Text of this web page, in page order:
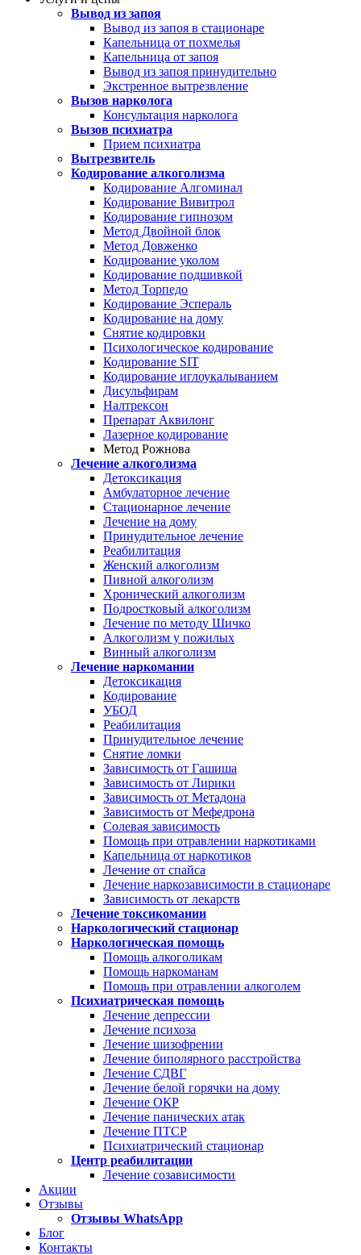
Вывод из запоя
Вывод из запоя в стационаре
Капельница от похмелья
Капельница от запоя
Вывод из запоя принудительно
Экстренное вытрезвление
Вызов нарколога
Консультация нарколога
Вызов психиатра
Прием психиатра
Вытрезвитель
Кодирование алкоголизма
Кодирование Алгоминал
Кодирование Вивитрол
Кодирование гипнозом
Метод Двойной блок
Метод Довженко
Кодирование уколом
Кодирование подшивкой
Метод Торпедо
Кодирование Эспераль
Кодирование на дому
Снятие кодировки
Психологическое кодирование
Кодирование SIT
Кодирование иглоукалыванием
Дисульфирам
Налтрексон
Препарат Аквилонг
Лазерное кодирование
Метод Рожнова
Лечение алкоголизма
Детоксикация
Амбулаторное лечение
Стационарное лечение
Лечение на дому
Принудительное лечение
Реабилитация
Женский алкоголизм
Пивной алкоголизм
Хронический алкоголизм
Подростковый алкоголизм
Лечение по методу Шичко
Алкоголизм у пожилых
Винный алкоголизм
Лечение наркомании
Детоксикация
Кодирование
УБОД
Реабилитация
Принудительное лечение
Снятие ломки
Зависимость от Гашиша
Зависимость от Лирики
Зависимость от Метадона
Зависимость от Мефедрона
Солевая зависимость
Помощь при отравлении наркотиками
Капельница от наркотиков
Лечение от спайса
Лечение наркозависимости в стационаре
Зависимость от лекарств
Лечение токсикомании
Наркологический стационар
Наркологическая помощь
Помощь алкоголикам
Помощь наркоманам
Помощь при отравлении алкоголем
Психиатрическая помощь
Лечение депрессии
Лечение психоза
Лечение шизофрении
Лечение биполярного расстройства
Лечение СДВГ
Лечение белой горячки на дому
Лечение ОКР
Лечение панических атак
Лечение ПТСР
Психиатрический стационар
Центр реабилитации
Лечение созависимости
Акции
Отзывы
Отзывы WhatsApp
Блог
Контакты